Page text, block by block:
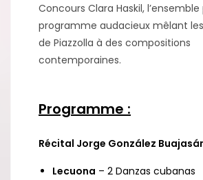
Concours Clara Haskil,
programme audacieux mêlant
de Piazzolla à des compositions
contemporaines.
Programme :
Récital Jorge González
Lecuona – 2 Danzas cubanas